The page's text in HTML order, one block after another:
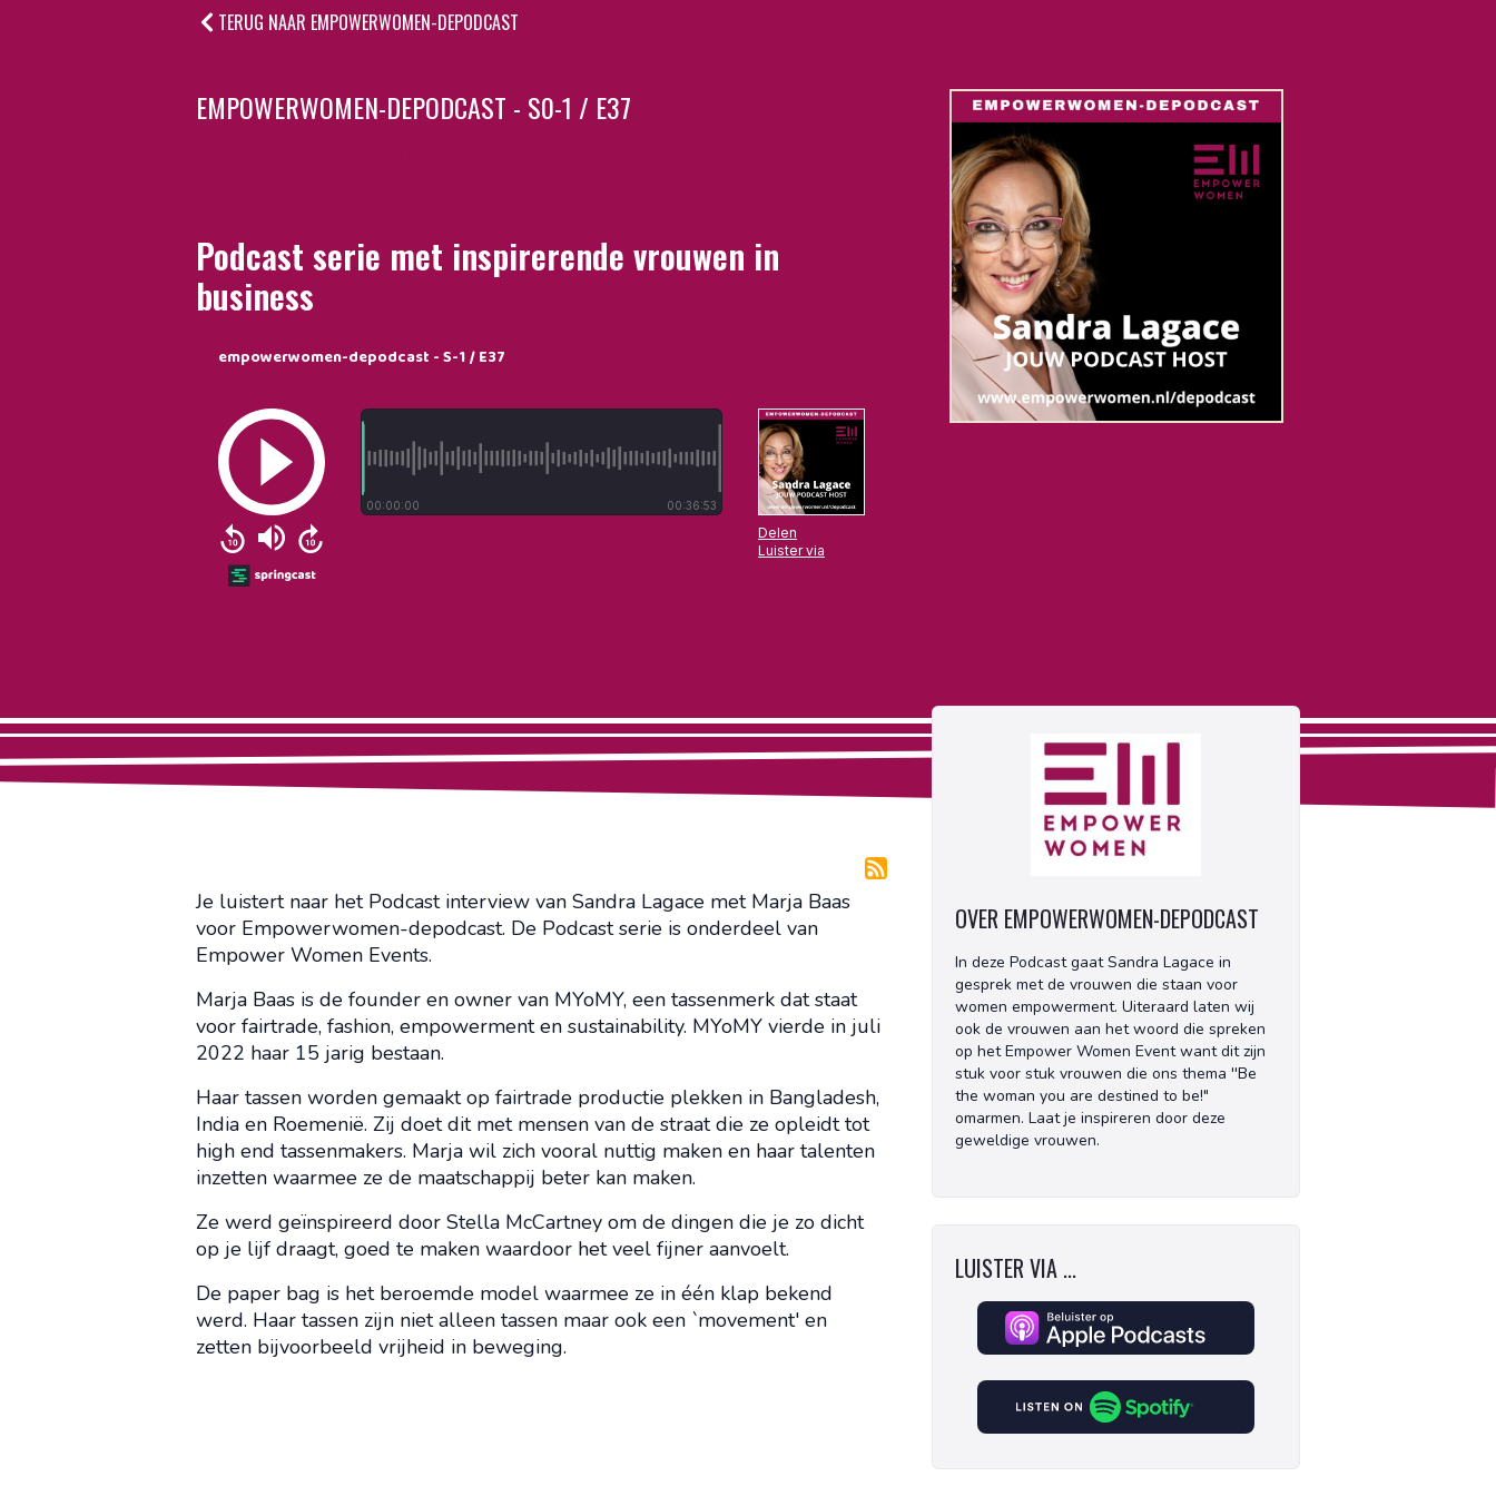
TERUG NAAR EMPOWERWOMEN-DEPODCAST
EMPOWERWOMEN-DEPODCAST - S0-1 / E37
Podcast serie met inspirerende vrouwen in
business
Je luistert naar het Podcast interview van Sandra Lagace met Marja Baas
voor Empowerwomen-depodcast. De Podcast serie is onderdeel van
Empower Women Events.
Marja Baas is de founder en owner van MYoMY, een tassenmerk dat staat
voor fairtrade, fashion, empowerment en sustainability. MYoMY vierde in juli
2022 haar 15 jarig bestaan.
Haar tassen worden gemaakt op fairtrade productie plekken in Bangladesh,
India en Roemenië. Zij doet dit met mensen van de straat die ze opleidt tot
high end tassenmakers. Marja wil zich vooral nuttig maken en haar talenten
inzetten waarmee ze de maatschappij beter kan maken.
Ze werd geïnspireerd door Stella McCartney om de dingen die je zo dicht
op je lijf draagt, goed te maken waardoor het veel fijner aanvoelt.
De paper bag is het beroemde model waarmee ze in één klap bekend
werd. Haar tassen zijn niet alleen tassen maar ook een `movement' en
zetten bijvoorbeeld vrijheid in beweging.
OVER EMPOWERWOMEN-DEPODCAST
In deze Podcast gaat Sandra Lagace in
gesprek met de vrouwen die staan voor
women empowerment. Uiteraard laten wij
ook de vrouwen aan het woord die spreken
op het Empower Women Event want dit zijn
stuk voor stuk vrouwen die ons thema ''Be
the woman you are destined to be!"
omarmen. Laat je inspireren door deze
geweldige vrouwen.
LUISTER VIA ...